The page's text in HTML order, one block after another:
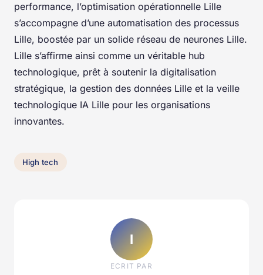
performance, l’optimisation opérationnelle Lille
s’accompagne d’une automatisation des processus
Lille, boostée par un solide réseau de neurones Lille.
Lille s’affirme ainsi comme un véritable hub
technologique, prêt à soutenir la digitalisation
stratégique, la gestion des données Lille et la veille
technologique IA Lille pour les organisations
innovantes.
High tech
I
ECRIT PAR